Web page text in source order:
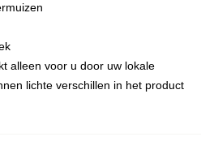
alleen voor u door uw lokale
lichte verschillen in het product